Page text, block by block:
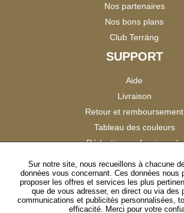
Nos partenaires
Nos bons plans
Club Terräng
SUPPORT
Aide
Livraison
Retour et remboursement
Tableau des couleurs
Réduction professionnels
Satisfaction Clients
SUIVEZ-NOUS
Sur notre site, nous recueillons à chacune
données vous concernant. Ces données nous
proposer les offres et services les plus
que de vous adresser, en direct ou via des
communications et publicités personnalisées,
efficacité. Merci pour votre